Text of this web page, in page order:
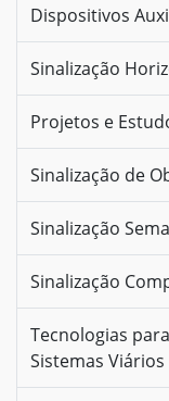
Dispositivos
Sinalização
Projetos e
Sinalização de
Sinalização
Sinalização
Tecnologias
Sistemas Viários